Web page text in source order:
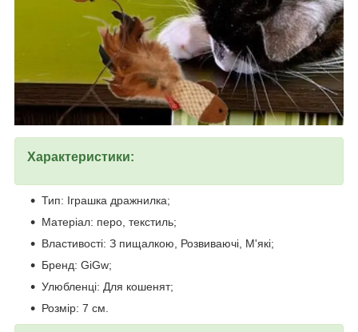
Характеристики:
Тип: Іграшка дражнилка;
Матеріал: перо, текстиль;
Властивості: З пищалкою, Розвиваючі, М'які;
Бренд: GiGw;
Улюбленці: Для кошенят;
Розмір: 7 см.